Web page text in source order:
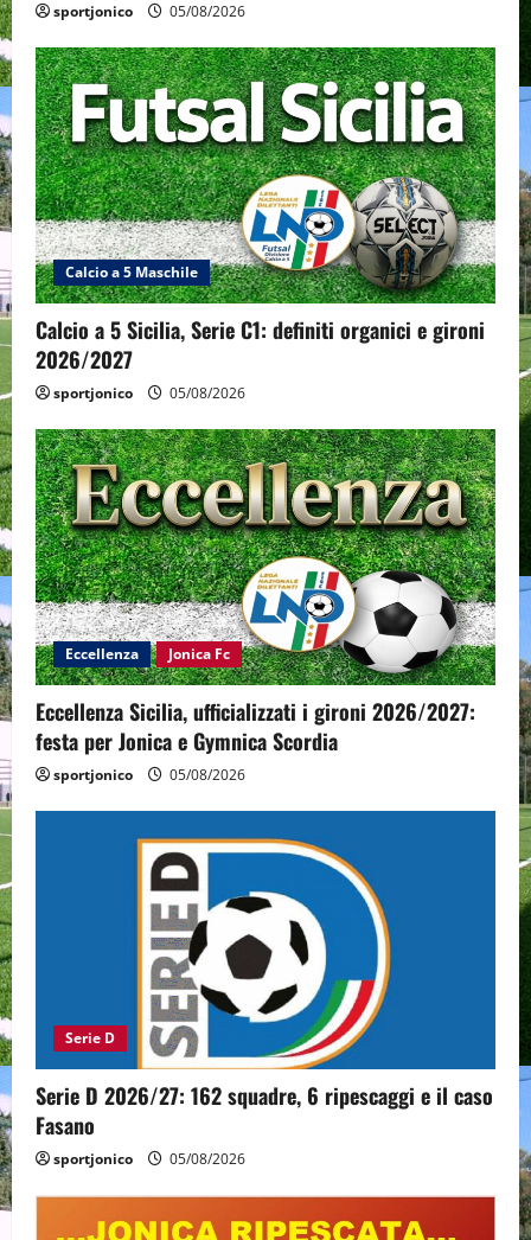
sportjonico 05/08/2026
Calcio a 5 Maschile
Calcio a 5 Sicilia, Serie C1: definiti organici e gironi
2026/2027
sportjonico 05/08/2026
Eccellenza Jonica Fc
Eccellenza Sicilia, ufficializzati i gironi 2026/2027:
festa per Jonica e Gymnica Scordia
sportjonico 05/08/2026
Serie D
Serie D 2026/27: 162 squadre, 6 ripescaggi e il caso
Fasano
sportjonico 05/08/2026